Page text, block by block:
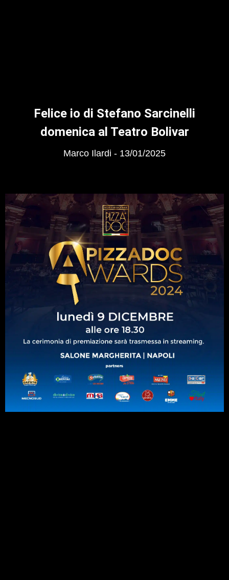
Felice io di Stefano Sarcinelli
domenica al Teatro Bolivar
Marco Ilardi 13/01/2025